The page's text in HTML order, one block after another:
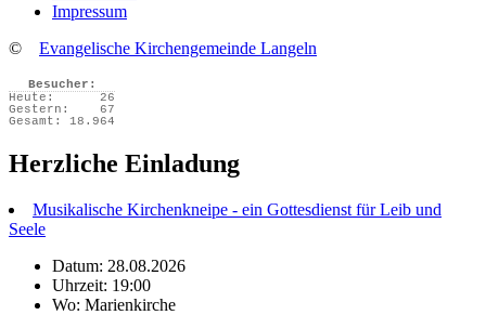
Impressum
© Evangelische Kirchengemeinde Langeln
Besucher:
Heute:
26
Gestern:
67
Gesamt:
18.964
Herzliche Einladung
Musikalische Kirchenkneipe - ein Gottesdienst für Leib und
Seele
Datum: 28.08.2026
Uhrzeit: 19:00
Wo: Marienkirche